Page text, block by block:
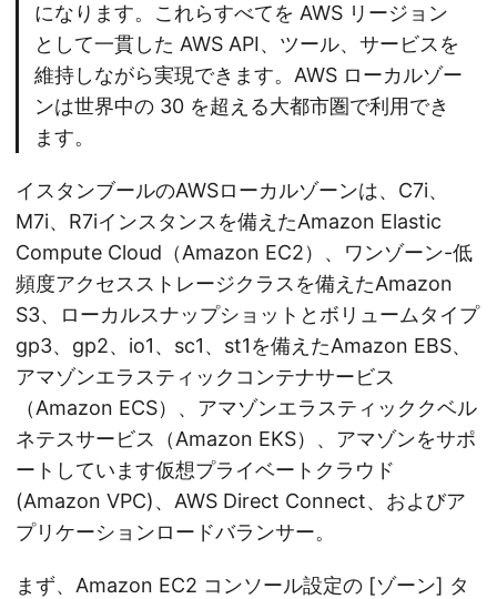
になります。これらすべてを AWS リージョン
として一貫した AWS API、ツール、サービスを
維持しながら実現できます。AWS ローカルゾー
ンは世界中の 30 を超える大都市圏で利用でき
ます。
イスタンブールのAWSローカルゾーンは、C7i、
M7i、R7iインスタンスを備えたAmazon Elastic
Compute Cloud（Amazon EC2）、ワンゾーン-低
頻度アクセスストレージクラスを備えたAmazon
S3、ローカルスナップショットとボリュームタイプ
gp3、gp2、io1、sc1、st1を備えたAmazon EBS、
アマゾンエラスティックコンテナサービス
（Amazon ECS）、アマゾンエラスティッククベル
ネテスサービス（Amazon EKS）、アマゾンをサポ
ートしています仮想プライベートクラウド
(Amazon VPC)、AWS Direct Connect、およびア
プリケーションロードバランサー。
まず、Amazon EC2 コンソール設定の [ゾーン] タ